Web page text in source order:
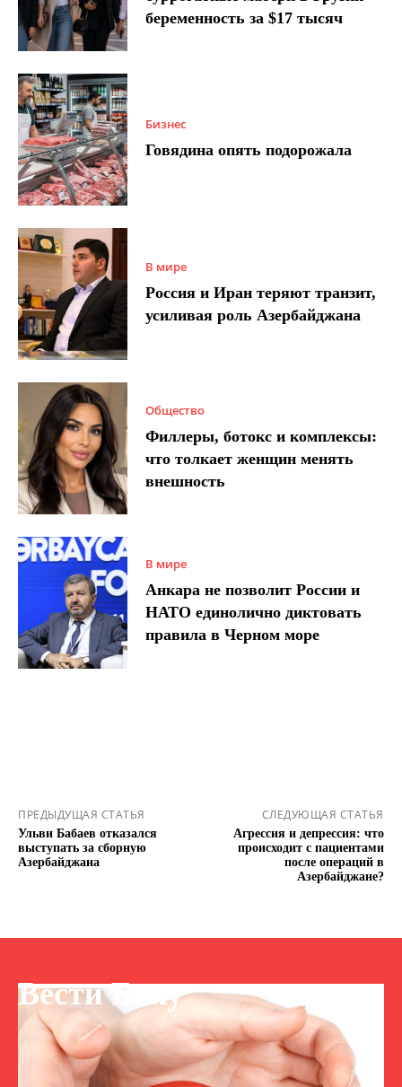
беременность за $17 тысяч
Бизнес
Говядина опять подорожала
В мире
Россия и Иран теряют транзит,
усиливая роль Азербайджана
Общество
Филлеры, ботокс и комплексы:
что толкает женщин менять
внешность
В мире
Анкара не позволит России и
НАТО единолично диктовать
правила в Черном море
ПРЕДЫДУЩАЯ СТАТЬЯ
Ульви Бабаев отказался
выступать за сборную
Азербайджана
СЛЕДУЮЩАЯ СТАТЬЯ
Агрессия и депрессия: что
происходит с пациентами
после операций в
Азербайджане?
Вести Баку